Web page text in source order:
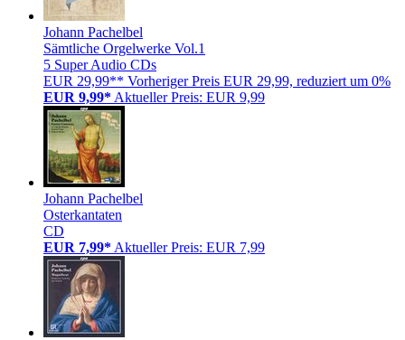
Johann Pachelbel
Sämtliche Orgelwerke Vol.1
5 Super Audio CDs
EUR 29,99** Vorheriger Preis EUR 29,99, reduziert um 0%
EUR 9,99* Aktueller Preis: EUR 9,99
Johann Pachelbel
Osterkantaten
CD
EUR 7,99* Aktueller Preis: EUR 7,99